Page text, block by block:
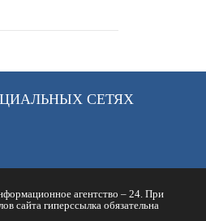
СЕТЯХ
агентство – 24. При
сайта гиперссылка обязательна